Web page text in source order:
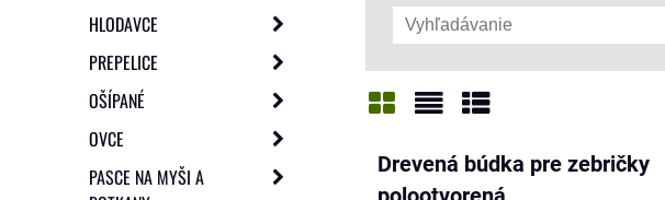
Drevená búdka pre zebričky
HLODAVCE
PREPELICE
OŠÍPANÉ
OVCE
PASCE NA MYŠI A